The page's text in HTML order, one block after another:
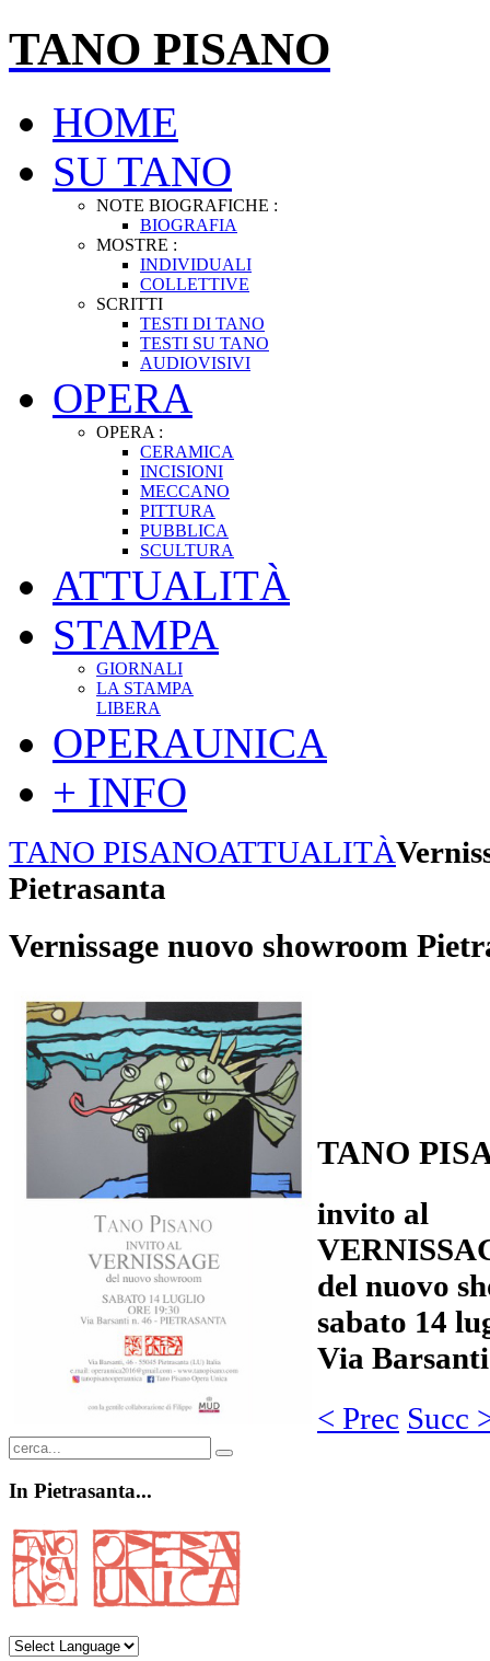
TANO PISANO
HOME
SU TANO
NOTE BIOGRAFICHE :
BIOGRAFIA
MOSTRE :
INDIVIDUALI
COLLETTIVE
SCRITTI
TESTI DI TANO
TESTI SU TANO
AUDIOVISIVI
OPERA
OPERA :
CERAMICA
INCISIONI
MECCANO
PITTURA
PUBBLICA
SCULTURA
ATTUALITÀ
STAMPA
GIORNALI
LA STAMPA
LIBERA
OPERAUNICA
+ INFO
TANO PISANOATTUALITÀ
Pietrasanta
Vernissage nuovo showroom
TANO
invito al
del nuovo
sabato 14
Via
< Prec Succ
In Pietrasanta...